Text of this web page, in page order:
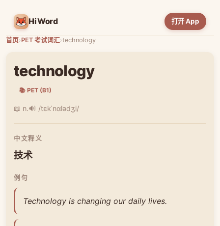
HiWord 打开 App
首页›PET 考试词汇›technology
technology
📚 PET (B1)
📖 n.🔊 /tɛkˈnɑlədʒi/
中文释义
技术
例句
Technology is changing our daily lives.